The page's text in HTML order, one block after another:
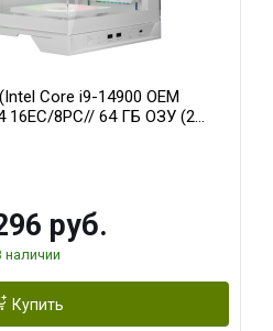
Core i9-14900 OEM
16EC/8PC// 64 ГБ ОЗУ (2
XTREME WATERFORCE
руб.
наличии
Купить